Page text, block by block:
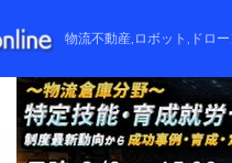
物流不動産,ロボット,ドロ